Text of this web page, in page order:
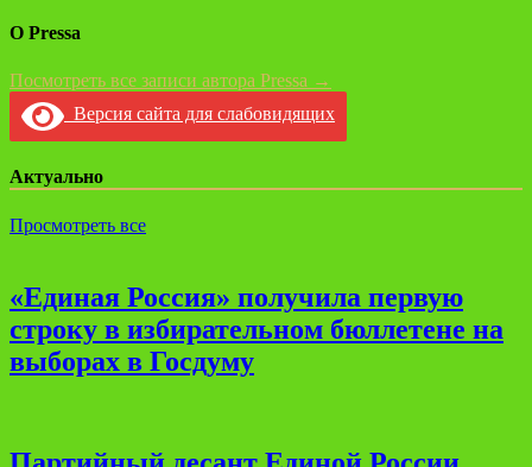
О Pressa
Посмотреть все записи автора Pressa →
Версия сайта для слабовидящих
Актуально
Просмотреть все
«Единая Россия» получила первую
строку в избирательном бюллетене на
выборах в Госдуму